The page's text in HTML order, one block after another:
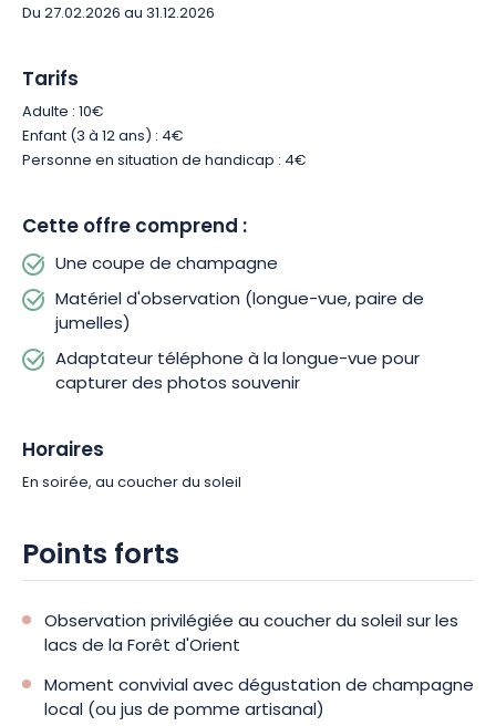
Du 27.02.2026 au 31.12.2026
Tarifs
Adulte : 10€
Enfant (3 à 12 ans) : 4€
Personne en situation de handicap : 4€
Cette offre comprend :
Une coupe de champagne
Matériel d'observation (longue-vue, paire de
jumelles)
Adaptateur téléphone à la longue-vue pour
capturer des photos souvenir
Horaires
En soirée, au coucher du soleil
Points forts
Observation privilégiée au coucher du soleil sur les
lacs de la Forêt d'Orient
Moment convivial avec dégustation de champagne
local (ou jus de pomme artisanal)